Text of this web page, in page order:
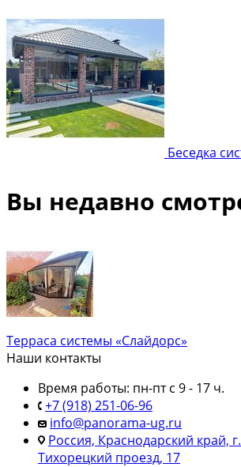
Беседка
Вы недавно
Терраса системы «Слайдорс»
Наши контакты
Время работы: пн-пт с 9 - 17 ч.
+7 (918) 251-06-96
info@panorama-ug.ru
Россия, Краснодарский край,
Тихорецкий проезд, 17